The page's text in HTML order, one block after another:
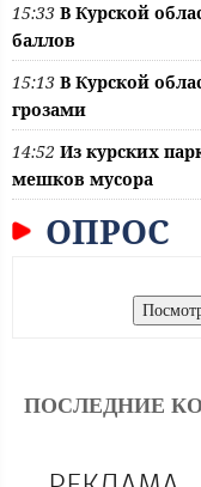
15:33 В Курской
баллов
15:13 В Курской
грозами
14:52 Из курских
мешков мусора
ОПРОС
ПОСЛЕДНИЕ